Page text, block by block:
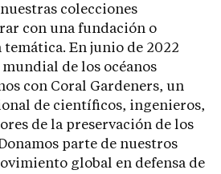
colecciones
con una fundación o
temática. En junio de 2022
de los océanos
con Coral Gardeners, un
de científicos, ingenieros,
de la preservación de los
parte de nuestros
global en defensa de